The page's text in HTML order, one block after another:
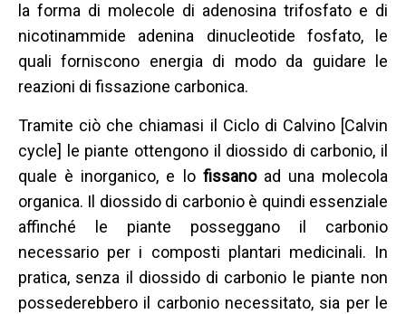
la forma di molecole di adenosina trifosfato e di
nicotinammide adenina dinucleotide fosfato, le
quali forniscono energia di modo da guidare le
reazioni di fissazione carbonica.
Tramite ciò che chiamasi il Ciclo di Calvino [Calvin
cycle] le piante ottengono il diossido di carbonio, il
quale è inorganico, e lo fissanoad una molecola
organica. Il diossido di carbonio è quindi essenziale
affinché le piante posseggano il carbonio
necessario per i composti plantari medicinali. In
pratica, senza il diossido di carbonio le piante non
possederebbero il carbonio necessitato, sia per le